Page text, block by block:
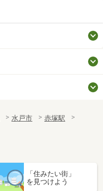
水戸市
赤塚駅
「住みたい街」
を見つけよう